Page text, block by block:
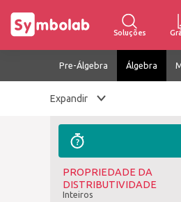
Soluções
Pre-Álgebra Álgebra
Expandir
PROPRIEDADE DA
DISTRIBUTIVIDADE
Inteiros